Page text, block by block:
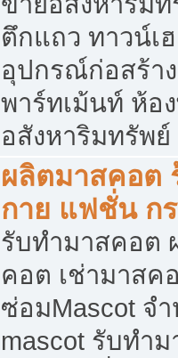
ตึกแถว ทาวน์เ
อุปกรณ์ก่อสร้า
พาร์ทเม้นท์ ห้อ
อสังหาริมทรัพ
ผลิตมาสคอต
กาย แฟชั่น กร
รับทำมาสคอต
คอต เช่ามาสค
ซ่อมMascot จ
mascot รับทำ